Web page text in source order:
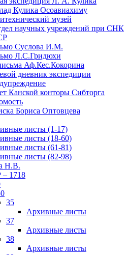
Кулика Осоавиахиму
музей
научных учреждений при СНК
Суслова И.М.
Л.С.Гридюхи
Аф.Кес.Кокорина
дневник экспедиции
Канской конторы Сибторга
Бориса Оптовцева
листы (1-17)
листы (18-60)
листы (61-81)
листы (82-98)
Н.В.
1718
35
Архивные листы
37
Архивные листы
38
Архивные листы